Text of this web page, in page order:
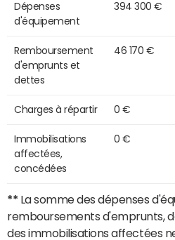
Dépenses
d'équipement
394 300 €
Remboursement
d'emprunts et
dettes
46 170 €
Charges à répartir 0 €
Immobilisations
affectées,
concédées
0 €
** La somme des dépenses
remboursements d'emprunts,
des immobilisations affectées